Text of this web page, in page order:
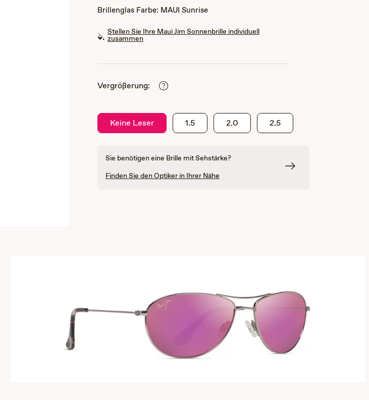
Brillenglas Farbe: MAUI Sunrise
Stellen Sie Ihre Maui Jim Sonnenbrille individuell
zusammen
Vergrößerung:
Keine Leser 1.5 2.0 2.5
Sie benötigen eine Brille mit Sehstärke?
Finden Sie den Optiker in Ihrer Nähe